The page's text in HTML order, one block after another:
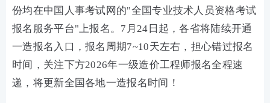
份均在中国人事考试网的"全国专业技术人员资格考试
报名服务平台"上报名。7月24日起，各省将陆续开通
一造报名入口，报名周期7~10天左右，担心错过报名
时间，关注下方2026年一级造价工程师报名全程速
递，将更新全国各地一造报名时间！